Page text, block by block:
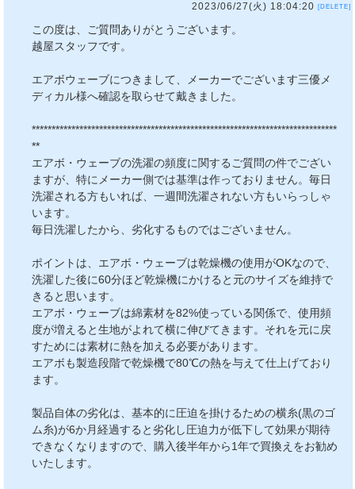
2023/06/27(火) 18:04:20 [DELETE]
この度は、ご質問ありがとうございます。
越屋スタッフです。
エアボウェーブにつきまして、メーカーでございます三優メ
ディカル様へ確認を取らせて戴きました。
*****************************************************************************
**
エアボ・ウェーブの洗濯の頻度に関するご質問の件でござい
ますが、特にメーカー側では基準は作っておりません。毎日
洗濯される方もいれば、一週間洗濯されない方もいらっしゃ
います。
毎日洗濯したから、劣化するものではございません。
ポイントは、エアボ・ウェーブは乾燥機の使用がOKなので、
洗濯した後に60分ほど乾燥機にかけると元のサイズを維持で
きると思います。
エアボ・ウェーブは綿素材を82%使っている関係で、使用頻
度が増えると生地がよれて横に伸びてきます。それを元に戻
すためには素材に熱を加える必要があります。
エアボも製造段階で乾燥機で80℃の熱を与えて仕上げており
ます。
製品自体の劣化は、基本的に圧迫を掛けるための横糸(黒のゴ
ム糸)が6か月経過すると劣化し圧迫力が低下して効果が期待
できなくなりますので、購入後半年から1年で買換えをお勧め
いたします。